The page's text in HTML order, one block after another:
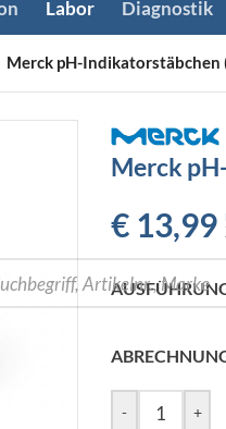
Labor Diagnostik
Merck pH-Indikatorstäbchen
Merck
€ 13,99
- +